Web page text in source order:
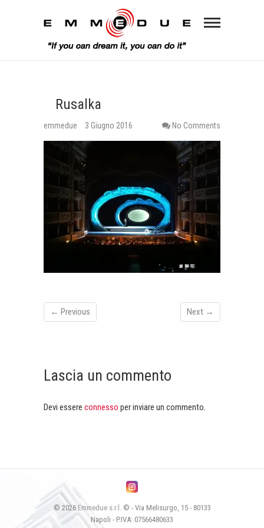
Rusalka
emmedue 3 Giugno 2016 No Comments
← Previous Next →
Lascia un commento
Devi essere connesso per inviare un commento.
© 2026 Emmedue s.r.l.
© - Via Melisurgo, 15 - 80133
Napoli - P.IVA: 07566480633